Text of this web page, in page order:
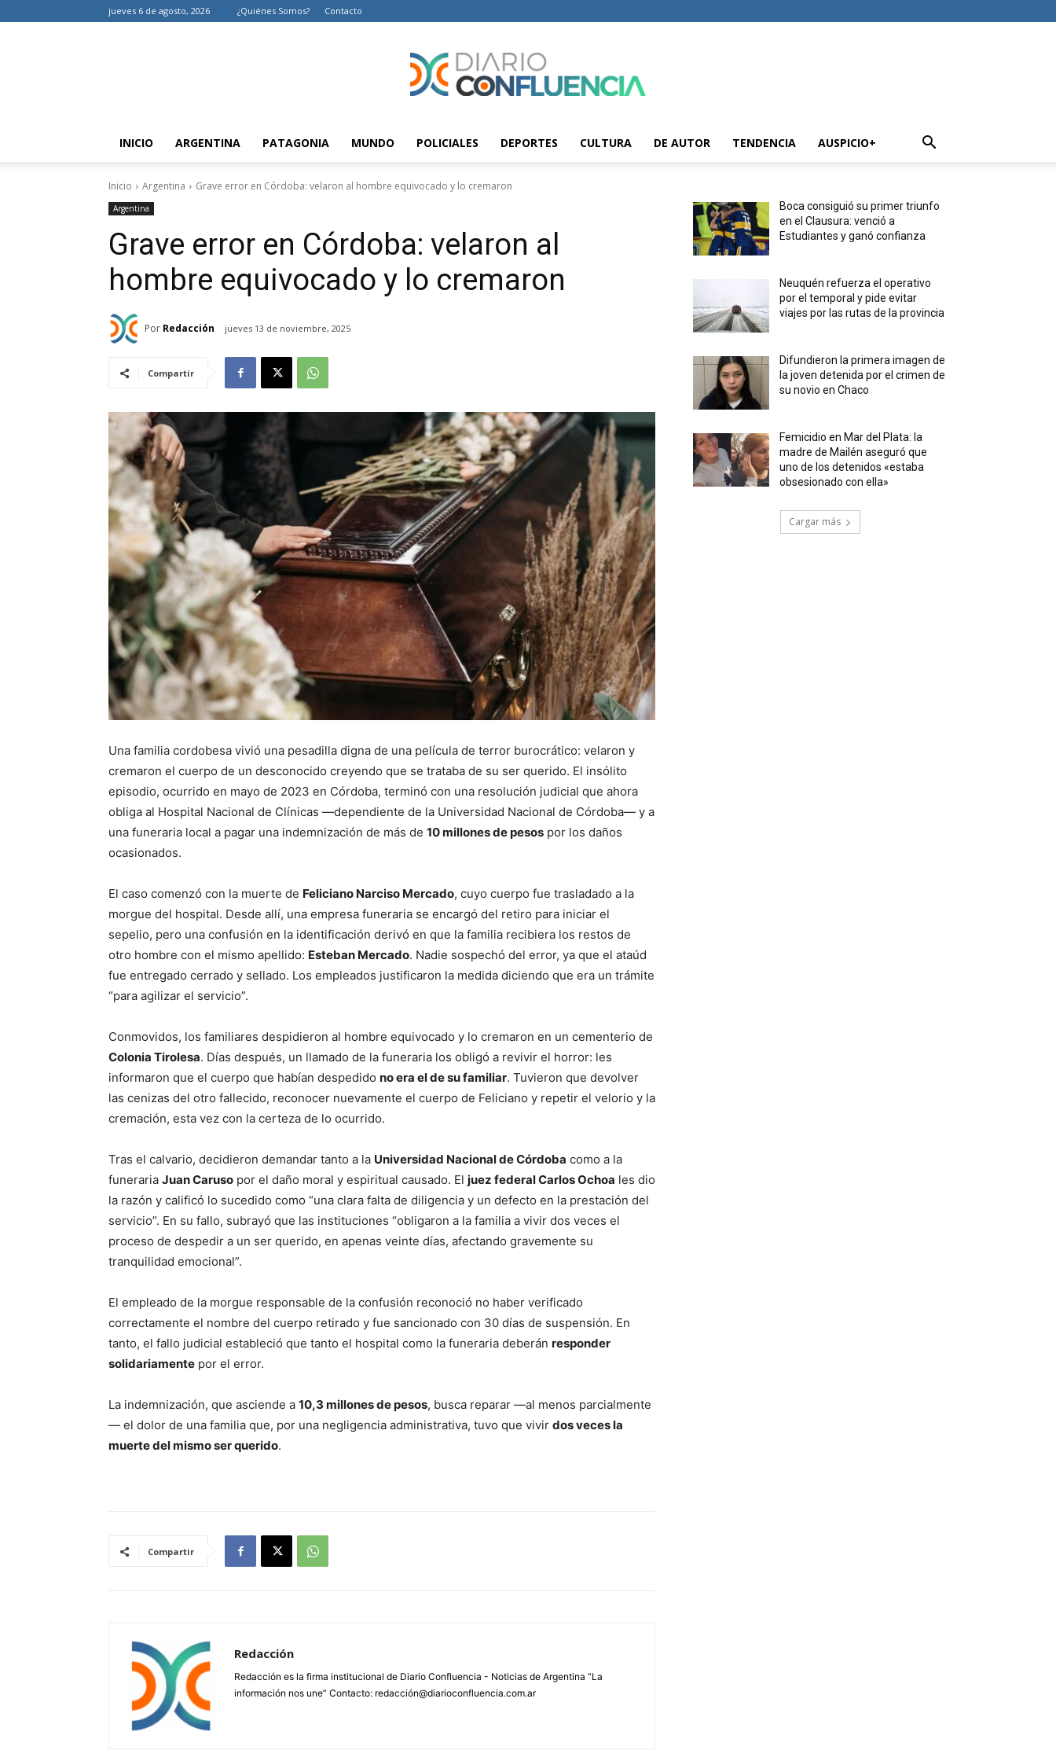
jueves 6 de agosto, 2026 ¿Quiénes Somos? Contacto
Diario
Confluencia
Noticias
de
Argentina
INICIO ARGENTINA PATAGONIA MUNDO POLICIALES DEPORTES CULTURA DE AUTOR TENDENCIA AUSPICIO+
Inicio Argentina Grave error en Córdoba: velaron al hombre equivocado y lo cremaron
Argentina
Grave error en Córdoba: velaron al
hombre equivocado y lo cremaron
Por Redacción jueves 13 de noviembre, 2025
Compartir
Una familia cordobesa vivió una pesadilla digna de una película de terror burocrático: velaron y
cremaron el cuerpo de un desconocido creyendo que se trataba de su ser querido. El insólito
episodio, ocurrido en mayo de 2023 en Córdoba, terminó con una resolución judicial que ahora
obliga al Hospital Nacional de Clínicas —dependiente de la Universidad Nacional de Córdoba— y a
una funeraria local a pagar una indemnización de más de 10 millones de pesos por los daños
ocasionados.
El caso comenzó con la muerte de Feliciano Narciso Mercado, cuyo cuerpo fue trasladado a la
morgue del hospital. Desde allí, una empresa funeraria se encargó del retiro para iniciar el
sepelio, pero una confusión en la identificación derivó en que la familia recibiera los restos de
otro hombre con el mismo apellido: Esteban Mercado. Nadie sospechó del error, ya que el ataúd
fue entregado cerrado y sellado. Los empleados justificaron la medida diciendo que era un trámite
“para agilizar el servicio”.
Conmovidos, los familiares despidieron al hombre equivocado y lo cremaron en un cementerio de
Colonia Tirolesa. Días después, un llamado de la funeraria los obligó a revivir el horror: les
informaron que el cuerpo que habían despedido no era el de su familiar. Tuvieron que devolver
las cenizas del otro fallecido, reconocer nuevamente el cuerpo de Feliciano y repetir el velorio y la
cremación, esta vez con la certeza de lo ocurrido.
Tras el calvario, decidieron demandar tanto a la Universidad Nacional de Córdoba como a la
funeraria Juan Caruso por el daño moral y espiritual causado. El juez federal Carlos Ochoa les dio
la razón y calificó lo sucedido como “una clara falta de diligencia y un defecto en la prestación del
servicio”. En su fallo, subrayó que las instituciones “obligaron a la familia a vivir dos veces el
proceso de despedir a un ser querido, en apenas veinte días, afectando gravemente su
tranquilidad emocional”.
El empleado de la morgue responsable de la confusión reconoció no haber verificado
correctamente el nombre del cuerpo retirado y fue sancionado con 30 días de suspensión. En
tanto, el fallo judicial estableció que tanto el hospital como la funeraria deberán responder
solidariamente por el error.
La indemnización, que asciende a 10,3 millones de pesos, busca reparar —al menos parcialmente
— el dolor de una familia que, por una negligencia administrativa, tuvo que vivir dos veces la
muerte del mismo ser querido.
Compartir
Redacción
Redacción es la firma institucional de Diario Confluencia - Noticias de Argentina “La
información nos une” Contacto: redacción@diarioconfluencia.com.ar
Boca consiguió su primer triunfo
en el Clausura: venció a
Estudiantes y ganó confianza
Neuquén refuerza el operativo
por el temporal y pide evitar
viajes por las rutas de la provincia
Difundieron la primera imagen de
la joven detenida por el crimen de
su novio en Chaco
Femicidio en Mar del Plata: la
madre de Mailén aseguró que
uno de los detenidos «estaba
obsesionado con ella»
Cargar más